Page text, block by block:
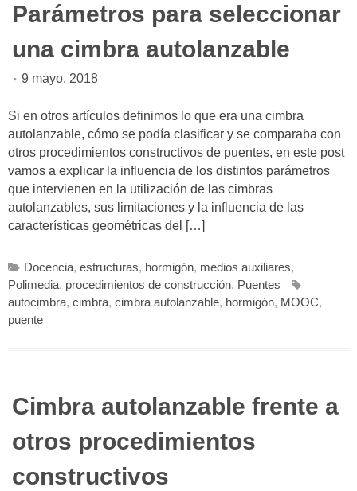
Parámetros para seleccionar
una cimbra autolanzable
9 mayo, 2018
Si en otros artículos definimos lo que era una cimbra
autolanzable, cómo se podía clasificar y se comparaba con
otros procedimientos constructivos de puentes, en este post
vamos a explicar la influencia de los distintos parámetros
que intervienen en la utilización de las cimbras
autolanzables, sus limitaciones y la influencia de las
características geométricas del […]
Docencia, estructuras, hormigón, medios auxiliares,
Polimedia, procedimientos de construcción, Puentes
autocimbra, cimbra, cimbra autolanzable, hormigón, MOOC,
puente
Cimbra autolanzable frente a
otros procedimientos
constructivos